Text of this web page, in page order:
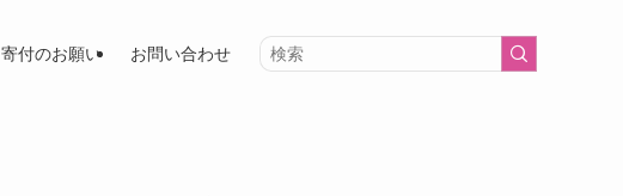
寄付のお願い お問い合わせ